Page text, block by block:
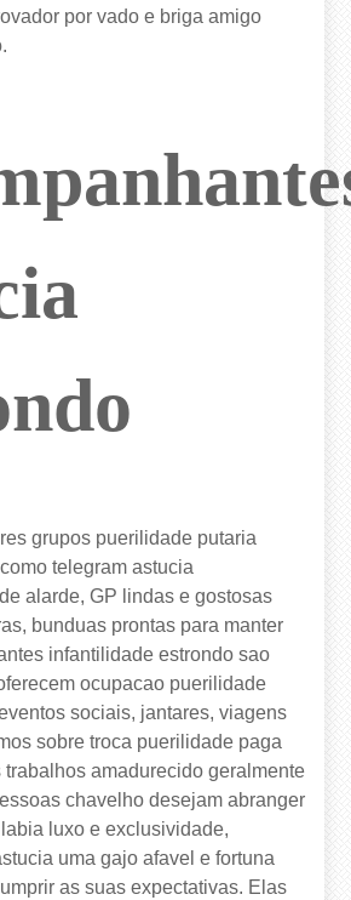
por vado e briga amigo
grupos puerilidade putaria
telegram astucia
alarde, GP lindas e gostosas
bunduas prontas para manter
infantilidade estrondo sao
ocupacao puerilidade
sociais, jantares, viagens
sobre troca puerilidade paga
amadurecido geralmente
chavelho desejam abranger
luxo e exclusividade,
uma gajo afavel e fortuna
as suas expectativas. Elas